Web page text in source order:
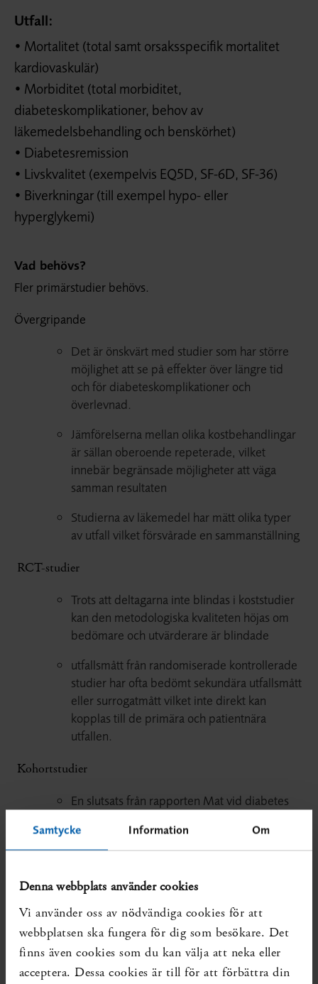
Samtycke Information Om
Denna webbplats använder cookies
Vi använder oss av nödvändiga cookies för att
webbplatsen ska fungera för dig som besökare. Det
finns även cookies som du kan välja att neka eller
acceptera. Dessa cookies är till för att förbättra din
Utfall:
• Mortalitet (total samt orsaksspecifik mortalitet
kardiovaskulär)
• Morbiditet (total morbiditet,
diabeteskomplikationer, behov av
läkemedelsbehandling och benskörhet)
• Diabetesremission
• Livskvalitet (exempelvis EQ5D, SF-6D, SF-36)
• Biverkningar (till exempel hypo- eller
hyperglykemi)
Vad behövs?
Fler primärstudier behövs.
Övergripande
Det är önskvärt med studier som har större
möjlighet att se på effekter över längre tid
och för diabeteskomplikationer och
överlevnad.
Jämförelserna mellan olika kostbehandlingar
är sällan oberoende repeterade, vilket
innebär begränsade möjligheter att väga
samman resultaten
Studierna av läkemedel har mätt olika typer
av utfall vilket försvårade en sammanställning
RCT-studier
Trots att deltagarna inte blindas i koststudier
kan den metodologiska kvaliteten höjas om
bedömare och utvärderare är blindade
utfallsmått från randomiserade kontrollerade
studier har ofta bedömt sekundära utfallsmått
eller surrogatmått vilket inte direkt kan
kopplas till de primära och patientnära
utfallen.
Kohortstudier
En slutsats från rapporten Mat vid diabetes
kohortstudier har allvarliga metodologiska
brister, kvarstår då författarna inte justerat för
viktigt att upprepa mätningen av matvanor
under uppföljningstiden
Läs mer i Kapitel 13 i rapporten.